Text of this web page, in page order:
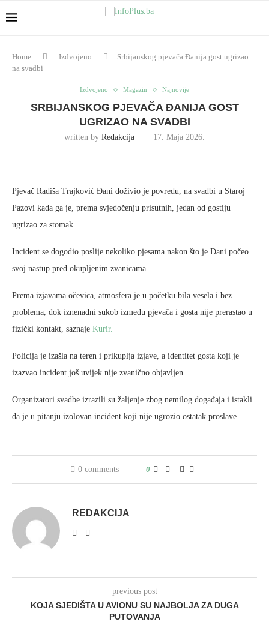
Home Izdvojeno
Srbijanskog pjevača Đanija gost ugrizao
na svadbi
Izdvojeno Magazin Najnovije
SRBIJANSKOG PJEVAČA ĐANIJA GOST
UGRIZAO NA SVADBI
written by Redakcija 17. Maja 2026.
Pjevač Radiša Trajković Đani doživio je povredu, na svadbi u Staroj
Pazovi kada ga je, prema svjedočenju prisutnih, jedan od gostiju
ugrizao za stomak.
Incident se dogodio poslije nekoliko pjesama nakon što je Đani počeo
svoj nastup pred okupljenim zvanicama.
Prema izjavama očevica, atmosfera je u početku bila vesela i bez
problema, dok iznenadni sukob između pjevača i gosta nije prerastao u
fizički kontakt, saznaje Kurir.
Policija je izašla na teren i prikuplja izjave, a identitet gosta koji je
izazvao incident još uvijek nije zvanično objavljen.
Organizatori svadbe izrazili su žaljenje zbog nemilog događaja i istakli
da je u pitanju izolovan incident koji nije ugrozio ostatak proslave.
0 comments 0
REDAKCIJA
previous post
KOJA SJEDIŠTA U AVIONU SU NAJBOLJA ZA DUGA
PUTOVANJA